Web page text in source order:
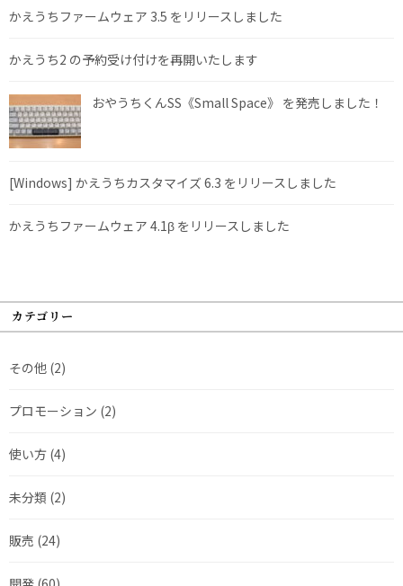
かえうちファームウェア 3.5 をリリースしました
かえうち2 の予約受け付けを再開いたします
おやうちくんSS《Small Space》 を発売しました！
[Windows] かえうちカスタマイズ 6.3 をリリースしました
かえうちファームウェア 4.1β をリリースしました
カテゴリー
その他 (2)
プロモーション (2)
使い方 (4)
未分類 (2)
販売 (24)